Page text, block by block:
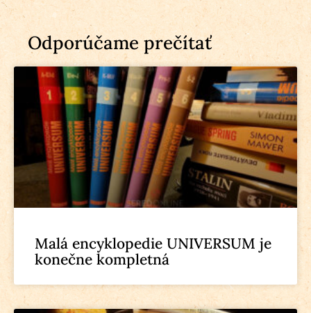
Odporúčame prečítať
Malá encyklopedie UNIVERSUM je
konečne kompletná